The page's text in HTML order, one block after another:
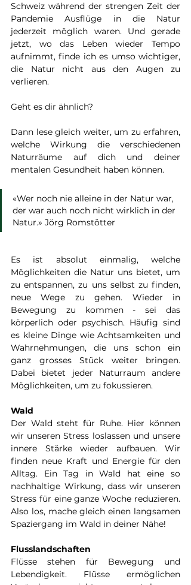
Schweiz während der strengen Zeit der
Pandemie Ausflüge in die Natur
jederzeit möglich waren. Und gerade
jetzt, wo das Leben wieder Tempo
aufnimmt, finde ich es umso wichtiger,
die Natur nicht aus den Augen zu
verlieren.
Geht es dir ähnlich?
Dann lese gleich weiter, um zu erfahren,
welche Wirkung die verschiedenen
Naturräume auf dich und deiner
mentalen Gesundheit haben können.
«Wer noch nie alleine in der Natur war,
der war auch noch nicht wirklich in der
Natur.» Jörg Romstötter
Es ist absolut einmalig, welche
Möglichkeiten die Natur uns bietet, um
zu entspannen, zu uns selbst zu finden,
neue Wege zu gehen. Wieder in
Bewegung zu kommen - sei das
körperlich oder psychisch. Häufig sind
es kleine Dinge wie Achtsamkeiten und
Wahrnehmungen, die uns schon ein
ganz grosses Stück weiter bringen.
Dabei bietet jeder Naturraum andere
Möglichkeiten, um zu fokussieren.
Wald
Der Wald steht für Ruhe. Hier können
wir unseren Stress loslassen und unsere
innere Stärke wieder aufbauen. Wir
finden neue Kraft und Energie für den
Alltag. Ein Tag in Wald hat eine so
nachhaltige Wirkung, dass wir unseren
Stress für eine ganze Woche reduzieren.
Also los, mache gleich einen langsamen
Spaziergang im Wald in deiner Nähe!
Flusslandschaften
Flüsse stehen für Bewegung und
Lebendigkeit. Flüsse ermöglichen